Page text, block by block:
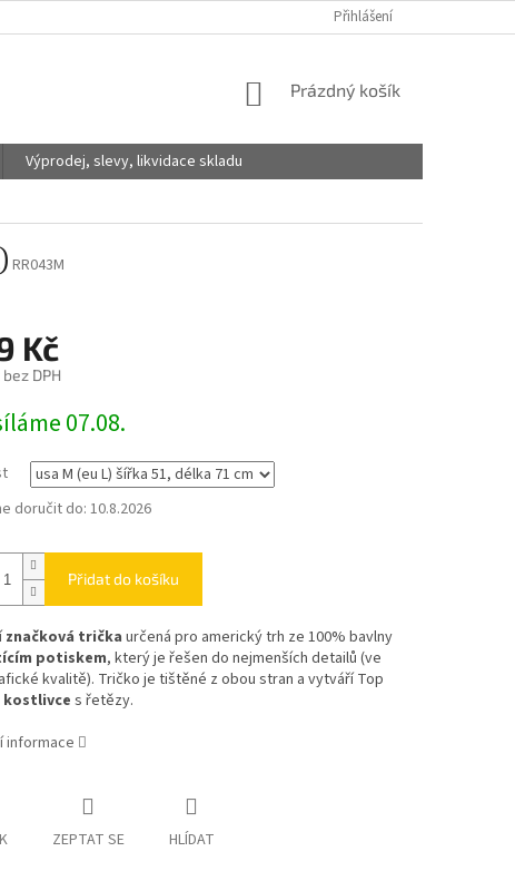
Přihlášení
NÁKUPNÍ
Prázdný košík
Výprodej, slevy, likvidace skladu
RR043M
Kč
DPH
07.08.
doručit do:10.8.2026
Přidat do košíku
značková trička určená pro americký trh ze 100% bavlny
potiskem, který je řešen do nejmenších detailů (ve
kvalitě). Tričko je tištěné z obou stran a vytváří Top
kostlivce s řetězy.
informace
ZEPTAT SE HLÍDAT